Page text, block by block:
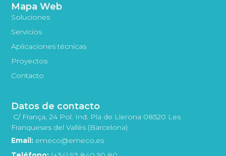
Mapa Web
Soluciones
Servicios
Aplicaciones técnicas
Proyectos
Contacto
Datos de contacto
C/ França, 24 Pol. Ind. Pla de Llerona 08520 Les
Franqueses del Vallès (Barcelona)
Email: emeco@emeco.es